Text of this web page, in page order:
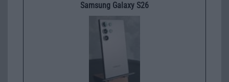
Samsung Galaxy S26